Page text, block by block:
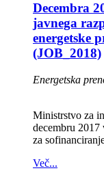
Decembra
javnega
energetske
(JOB_2018)
Energetska
Ministrstvo za
decembru
za
Več...